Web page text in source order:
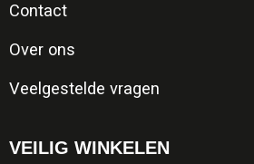
Contact
Over ons
Veelgestelde vragen
VEILIG WINKELEN